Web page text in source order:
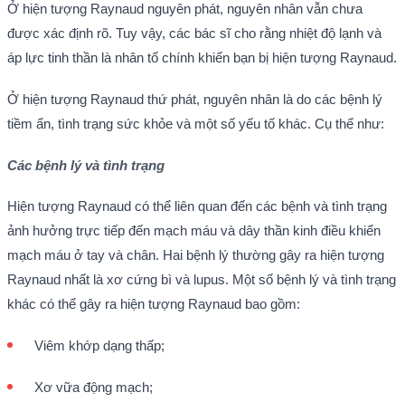
Ở hiện tượng Raynaud nguyên phát, nguyên nhân vẫn chưa
được xác định rõ. Tuy vậy, các bác sĩ cho rằng nhiệt độ lạnh và
áp lực tinh thần là nhân tố chính khiến bạn bị hiện tượng Raynaud.
Ở hiện tượng Raynaud thứ phát, nguyên nhân là do các bệnh lý
tiềm ẩn, tình trạng sức khỏe và một số yếu tố khác. Cụ thể như:
Các bệnh lý và tình trạng
Hiện tượng Raynaud có thể liên quan đến các bệnh và tình trạng
ảnh hưởng trực tiếp đến mạch máu và dây thần kinh điều khiển
mạch máu ở tay và chân. Hai bệnh lý thường gây ra hiện tượng
Raynaud nhất là xơ cứng bì và lupus. Một số bệnh lý và tình trạng
khác có thể gây ra hiện tượng Raynaud bao gồm:
Viêm khớp dạng thấp;
Xơ vữa động mạch;